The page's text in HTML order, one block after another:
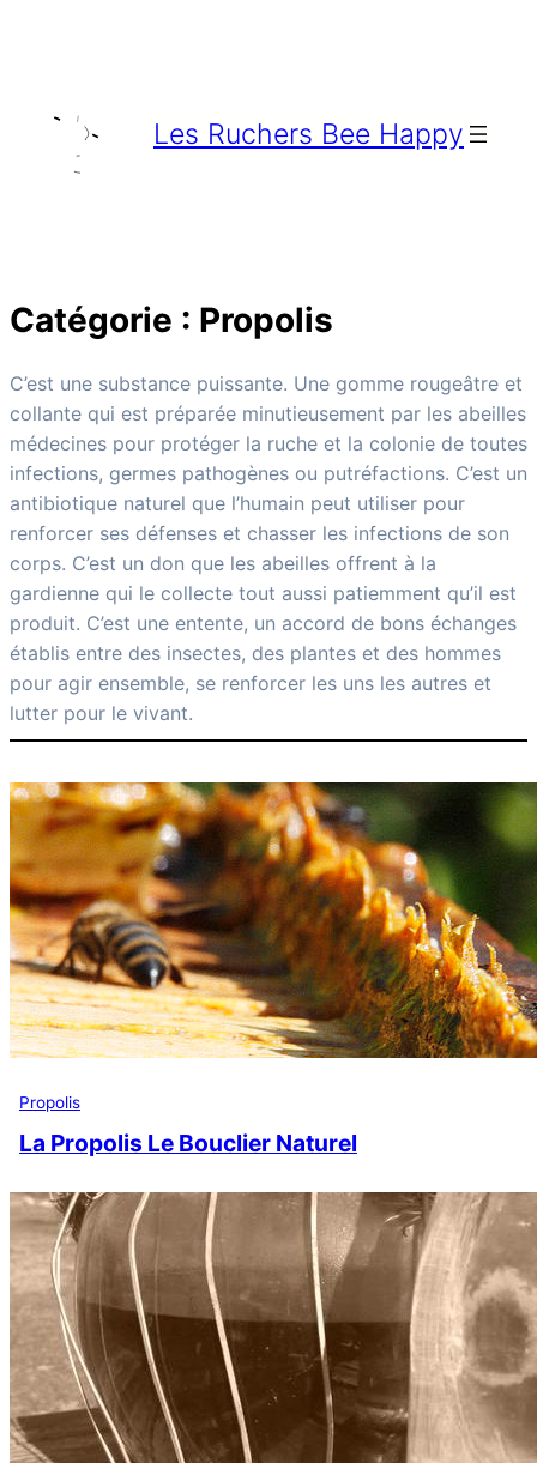
Les Ruchers Bee Happy
Catégorie : Propolis
C’est une substance puissante. Une gomme rougeâtre et
collante qui est préparée minutieusement par les abeilles
médecines pour protéger la ruche et la colonie de toutes
infections, germes pathogènes ou putréfactions. C’est un
antibiotique naturel que l’humain peut utiliser pour
renforcer ses défenses et chasser les infections de son
corps. C’est un don que les abeilles offrent à la
gardienne qui le collecte tout aussi patiemment qu’il est
produit. C’est une entente, un accord de bons échanges
établis entre des insectes, des plantes et des hommes
pour agir ensemble, se renforcer les uns les autres et
lutter pour le vivant.
Propolis
La Propolis Le Bouclier Naturel